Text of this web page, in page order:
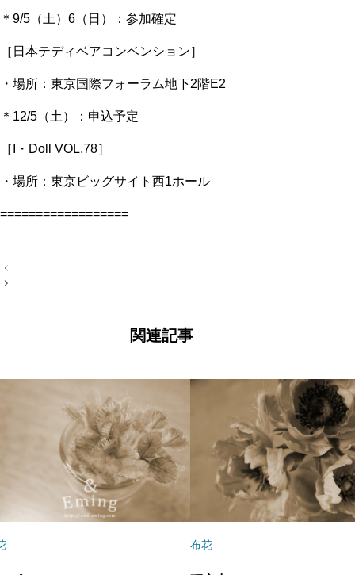
＊9/5（土）6（日）：参加確定
［日本テディベアコンベンション］
・場所：東京国際フォーラム地下2階E2
＊12/5（土）：申込予定
［I・Doll VOL.78］
・場所：東京ビッグサイト西1ホール
==================
投
稿
関連記事
布花